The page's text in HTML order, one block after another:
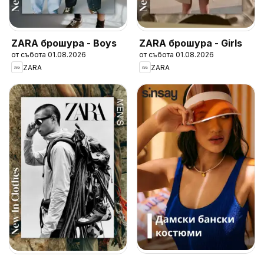
ZARA брошура - Boys
от събота 01.08.2026
ZARA
ZARA брошура - Girls
от събота 01.08.2026
ZARA